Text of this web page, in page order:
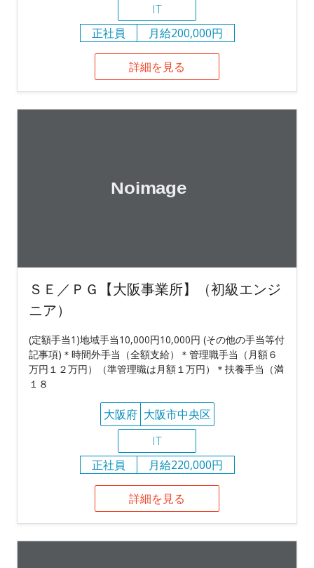
IT
正社員
月給200,000円
詳細を見る
ＳＥ／ＰＧ【大阪事業所】（初級エンジ
ニア）
(定額手当1)地域手当10,000円10,000円 (その他の手当等付
記事項)＊時間外手当（全額支給）＊管理職手当（月額６
万円１２万円）（準管理職は月額１万円）＊扶養手当（満
１８
大阪府 大阪市中央区
IT
正社員
月給220,000円
詳細を見る